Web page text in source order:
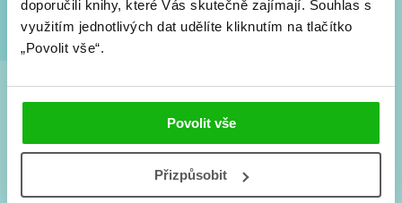
doporučili knihy, které Vás skutečně zajímají. Souhlas s
využitím jednotlivých dat udělíte kliknutím na tlačítko
„Povolit vše“.
Povolit vše
Přizpůsobit
Souhlasím spodmínkami zpracování osobních údajů
Tvá e-mailová adresa je u nás v bezpečí. Přečti si